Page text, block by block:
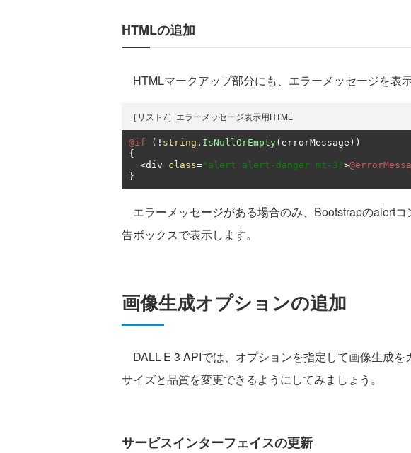
HTMLの追加
HTMLマークアップ部分にも、エラーメッセージを表
［リスト7］エラーメッセージ表示用HTML
@if (! string . IsNullOrEmpty( errorMessage ))
{
<div class="alert alert-danger mt-3">
}
エラーメッセージがある場合のみ、Bootstrapのalert
告ボックスで表示します。
画像生成オプションの追加
DALL-E 3 APIでは、オプションを指定して画像生成を
サイズと品質を変更できるようにしてみましょう。
サービスインターフェイスの更新